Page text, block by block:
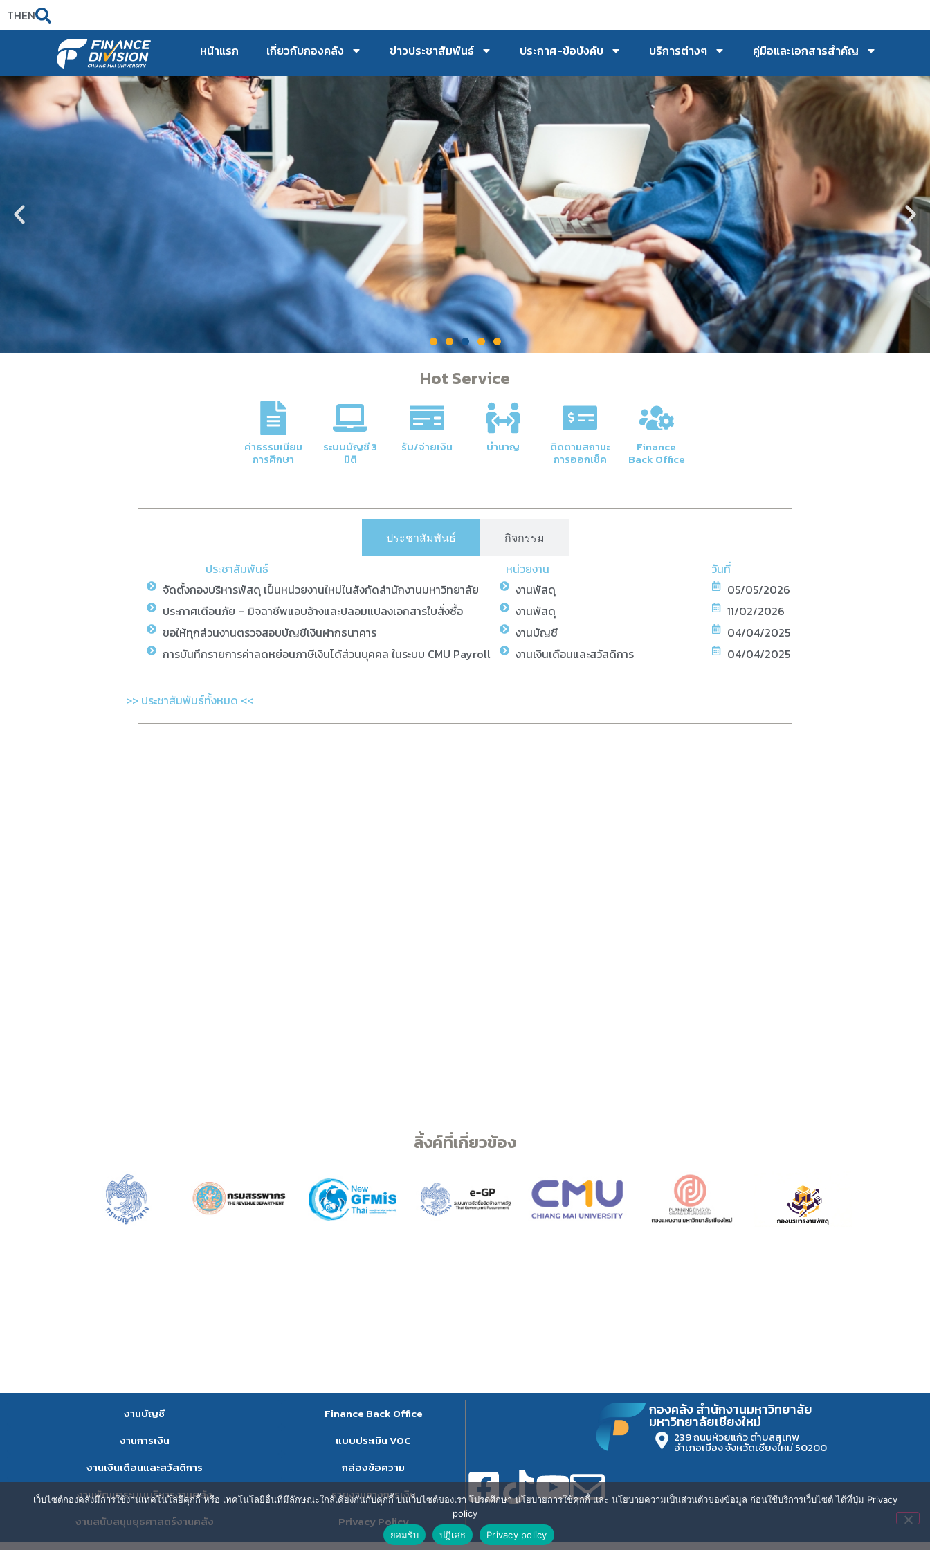
THEN
หน้าแรก เกี่ยวกับกองคลัง ข่าวประชาสัมพันธ์ ประกาศ-ข้อบังคับ บริการต่างๆ คู่มือและเอกสารสำคัญ
บริการสำหรับบุคลากรและนักศึกษา
การจัดการเบิกจ่ายเงินเดือน ค่าตอบแทน และสวัสดิการต่าง ๆ สำหรับบุคลากร การให้บริการข้อมูลเกี่ยวกับค่าธรรมเนียม
การศึกษา การชำระเงิน และการเบิกจ่ายเงินสนับสนุนต่าง ๆ สำหรับนิสิต
Hot Service
ค่าธรรมเนียม
การศึกษา
ระบบบัญชี 3
มิติ
รับ/จ่ายเงิน บำนาญ ติดตามสถานะ
การออกเช็ค
Finance
Back Office
ประชาสัมพันธ์ กิจกรรม
ประชาสัมพันธ์ หน่วยงาน
วันที่
จัดตั้งกองบริหารพัสดุ เป็นหน่วยงานใหม่ในสังกัดสำนักงานมหาวิทยาลัย
งานพัสดุ
05/05/2026
ประกาศเตือนภัย – มิจฉาชีพแอบอ้างและปลอมแปลงเอกสารใบสั่งซื้อ
งานพัสดุ
11/02/2026
ขอให้ทุกส่วนงานตรวจสอบบัญชีเงินฝากธนาคาร
งานบัญชี
04/04/2025
การบันทึกรายการค่าลดหย่อนภาษีเงินได้ส่วนบุคคล ในระบบ CMU Payroll
งานเงินเดือนและสวัสดิการ 04/04/2025
>> ประชาสัมพันธ์ทั้งหมด <<
ลิ้งค์ที่เกี่ยวข้อง
งานบัญชี
งานการเงิน
งานเงินเดือนและสวัสดิการ
งานพัฒนาระบบบริหารงานคลัง
งานสนับสนุนยุธศาสตร์งานคลัง
Finance Back Office
แบบประเมิน VOC
กล่องข้อความ
รายงานทางการเงิน
Privacy Policy
กองคลัง สำนักงานมหาวิทยาลัย
มหาวิทยาลัยเชียงใหม่
239 ถนนห้วยแก้ว ตำบลสุเทพ
อำเภอเมือง จังหวัดเชียงใหม่ 50200
เว็บไซต์กองคลังมีการใช้งานเทคโนโลยีคุกกี้ หรือ เทคโนโลยีอื่นที่มีลักษณะใกล้เคียงกันกับคุกกี้ บนเว็บไซต์ของเรา โปรดศึกษา นโยบายการใช้คุกกี้ และ นโยบายความเป็นส่วนตัวของข้อมูล ก่อนใช้บริการเว็บไซต์ ได้ที่ปุ่ม Privacy
policy
ยอมรับ
ปฎิเสธ Privacy policy